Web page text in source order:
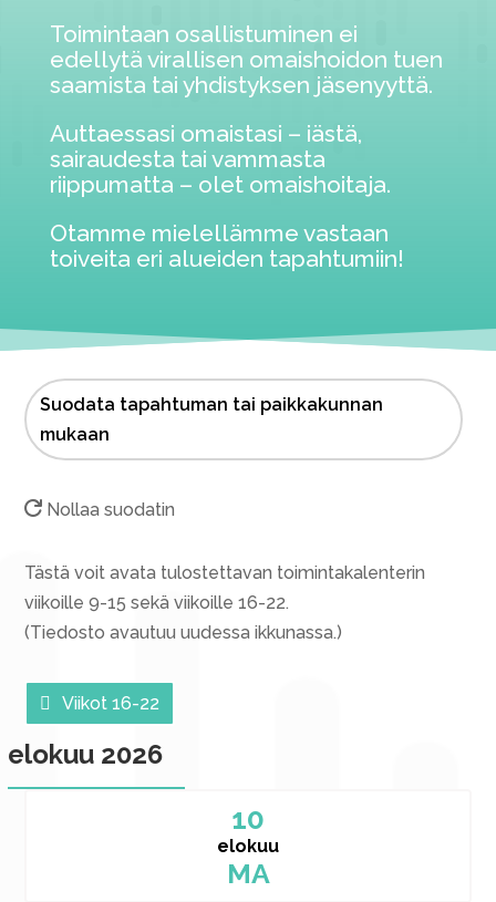
Toimintaan osallistuminen ei
edellytä virallisen omaishoidon tuen
saamista tai yhdistyksen jäsenyyttä.
Auttaessasi omaistasi – iästä,
sairaudesta tai vammasta
riippumatta – olet omaishoitaja.
Otamme mielellämme vastaan
toiveita eri alueiden tapahtumiin!
Suodata tapahtuman tai paikkakunnan
mukaan
Nollaa suodatin
Tästä voit avata tulostettavan toimintakalenterin
viikoille 9-15 sekä viikoille 16-22.
(Tiedosto avautuu uudessa ikkunassa.)
Viikot 16-22
elokuu 2026
10
elokuu
MA